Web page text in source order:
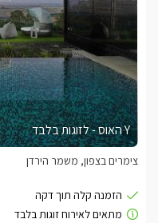
Y האוס - לזוגות בלבד
צימרים בצפון, משמר הירדן